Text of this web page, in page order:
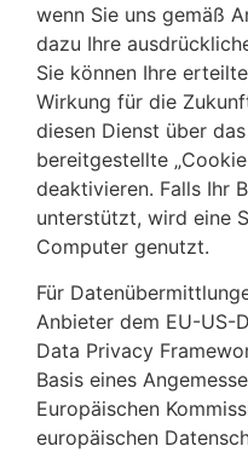
wenn Sie uns gemäß
dazu Ihre
Sie können Ihre
Wirkung für die
diesen Dienst über
bereitgestellte
deaktivieren. Falls Ihr
unterstützt, wird eine
Computer genutzt.
Für
Anbieter dem EU-US-
Data Privacy
Basis eines
Europäischen
europäischen